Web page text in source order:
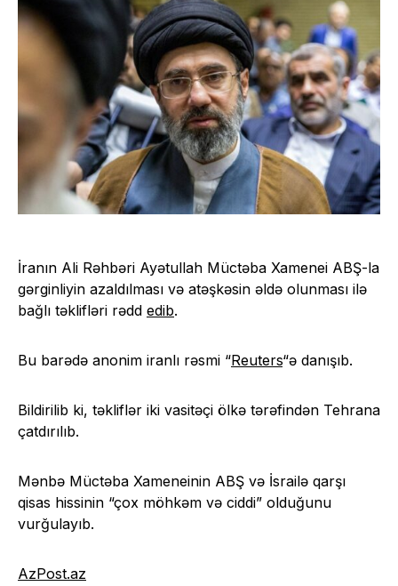
İranın Ali Rəhbəri Ayətullah Müctəba Xamenei ABŞ-la
gərginliyin azaldılması və atəşkəsin əldə olunması ilə
bağlı təklifləri rədd edib.
Bu barədə anonim iranlı rəsmi “Reuters“ə danışıb.
Bildirilib ki, təkliflər iki vasitəçi ölkə tərəfindən Tehrana
çatdırılıb.
Mənbə Müctəba Xameneinin ABŞ və İsrailə qarşı
qisas hissinin “çox möhkəm və ciddi” olduğunu
vurğulayıb.
AzPost.az